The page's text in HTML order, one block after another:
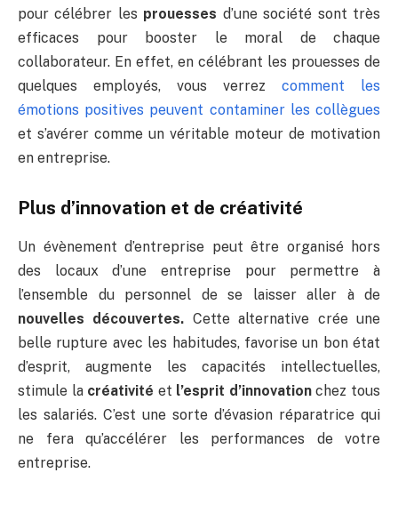
pour célébrer les prouesses d’une société sont très
efficaces pour booster le moral de chaque
collaborateur. En effet, en célébrant les prouesses de
quelques employés, vous verrez comment les
émotions positives peuvent contaminer les collègues
et s’avérer comme un véritable moteur de motivation
en entreprise.
Plus d’innovation et de créativité
Un évènement d’entreprise peut être organisé hors
des locaux d’une entreprise pour permettre à
l’ensemble du personnel de se laisser aller à de
nouvelles découvertes. Cette alternative crée une
belle rupture avec les habitudes, favorise un bon état
d’esprit, augmente les capacités intellectuelles,
stimule la créativité et l’esprit d’innovationchez tous
les salariés. C’est une sorte d’évasion réparatrice qui
ne fera qu’accélérer les performances de votre
entreprise.